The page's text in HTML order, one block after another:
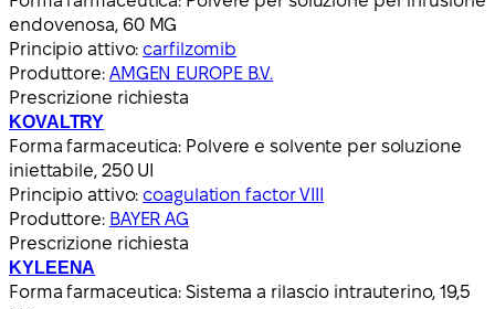
endovenosa, 60 MG
Principio attivo: carfilzomib
Produttore: AMGEN EUROPE B.V.
Prescrizione richiesta
KOVALTRY
Forma farmaceutica: Polvere e solvente per soluzione
iniettabile, 250 UI
Principio attivo: coagulation factor VIII
Produttore: BAYER AG
Prescrizione richiesta
KYLEENA
Forma farmaceutica: Sistema a rilascio intrauterino, 19,5